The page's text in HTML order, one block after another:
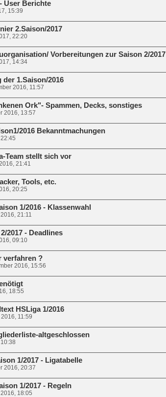
User Berichte
15:39
2.Saison/2017
22:20
Vorbereitungen zur Saison 2/2017
14:34
1.Saison/2016
2016, 11:57
Ork"- Spammen, Decks, sonstiges
2016, 13:57
2016 Bekanntmachungen
Team stellt sich vor
21:41
Tools, etc.
20:25
1/2016 - Klassenwahl
21:11
2017 - Deadlines
09:10
verfahren ?
2016, 15:56
18:55
HSLiga 1/2016
11:59
altgeschlossen
1/2017 - Ligatabelle
2016, 20:37
1/2017 - Regeln
18:05